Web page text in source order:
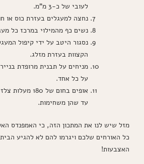
לעובי של כ-3 מ"מ.
נחצה למעגלים בעזרת כוס או
נשים כף מהמילוי במרכז כל
נסגור היטב על ידי קיפול
הקצוות בעזרת מזלג.
מניחים על תבנית מרופדת
על כל אחד.
עד שהן משחימות.
מזל שיש לנו את המתכון הזה, כי האמפנדס
כל האורחים שלכם ויגרמו להם לא להגיע
האצבעות!